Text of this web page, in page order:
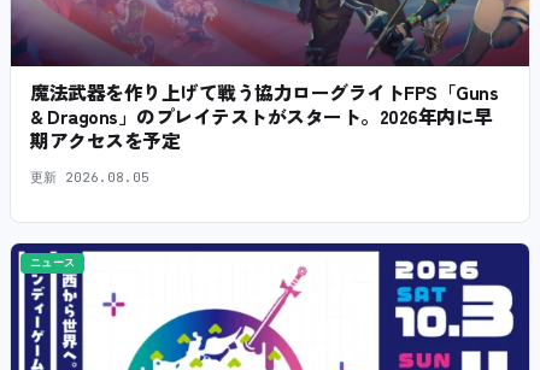
魔法武器を作り上げて戦う協力ローグライトFPS「Guns
& Dragons」のプレイテストがスタート。2026年内に早
期アクセスを予定
更新 2026.08.05
ニュース